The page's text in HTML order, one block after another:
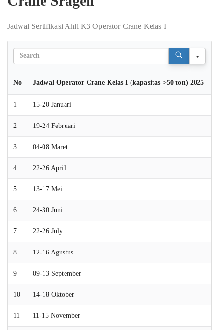
Jadwal Sertifikasi Ahli K3 Operator Crane Kelas I
No Jadwal Operator Crane Kelas I (kapasitas >50 ton) 2025
1 15-20 Januari
2 19-24 Februari
3 04-08 Maret
4 22-26 April
5 13-17 Mei
6 24-30 Juni
7 22-26 July
8 12-16 Agustus
9 09-13 September
10 14-18 Oktober
11 11-15 November